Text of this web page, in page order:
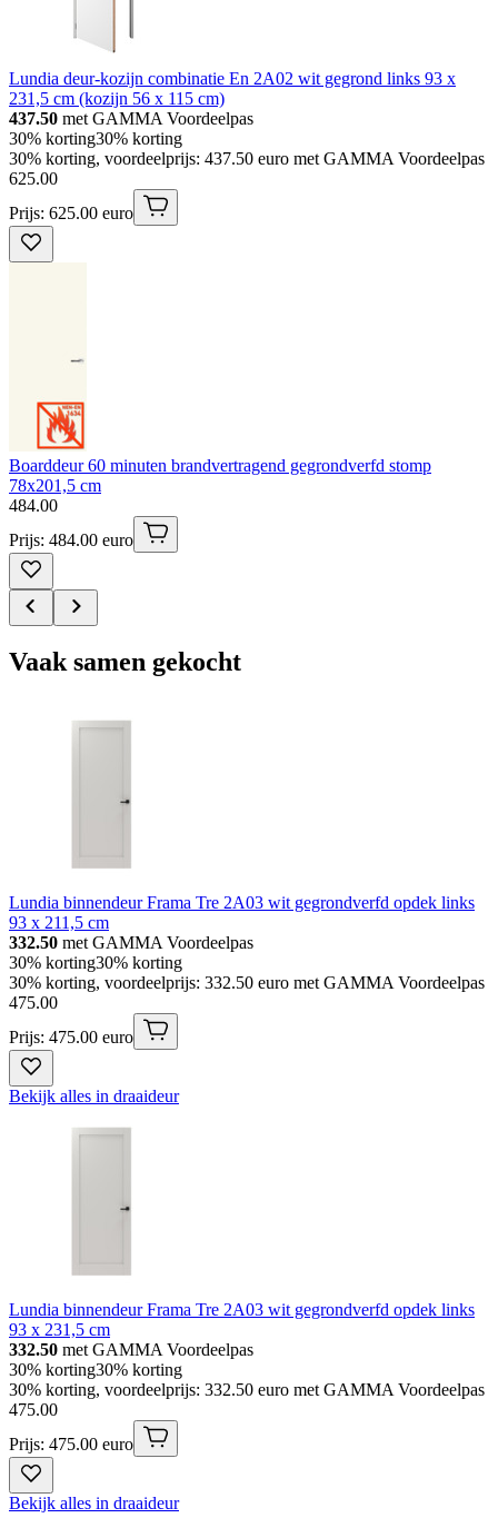
Lundia deur-kozijn combinatie En 2A02 wit gegrond links 93 x
231,5 cm (kozijn 56 x 115 cm)
437.50 met GAMMA Voordeelpas
30% korting30% korting
30% korting, voordeelprijs: 437.50 euro met GAMMA Voordeelpas
625.00
Prijs: 625.00 euro
Boarddeur 60 minuten brandvertragend gegrondverfd stomp
78x201,5 cm
484.00
Prijs: 484.00 euro
Vaak samen gekocht
Lundia binnendeur Frama Tre 2A03 wit gegrondverfd opdek links
93 x 211,5 cm
332.50 met GAMMA Voordeelpas
30% korting30% korting
30% korting, voordeelprijs: 332.50 euro met GAMMA Voordeelpas
475.00
Prijs: 475.00 euro
Bekijk alles in draaideur
Lundia binnendeur Frama Tre 2A03 wit gegrondverfd opdek links
93 x 231,5 cm
332.50 met GAMMA Voordeelpas
30% korting30% korting
30% korting, voordeelprijs: 332.50 euro met GAMMA Voordeelpas
475.00
Prijs: 475.00 euro
Bekijk alles in draaideur